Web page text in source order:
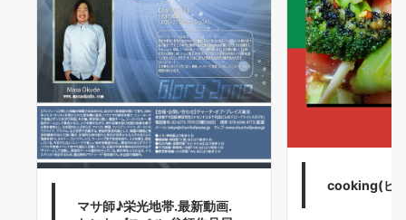
マサ師♪栄光地帯.最新動画.
cooking(ピ